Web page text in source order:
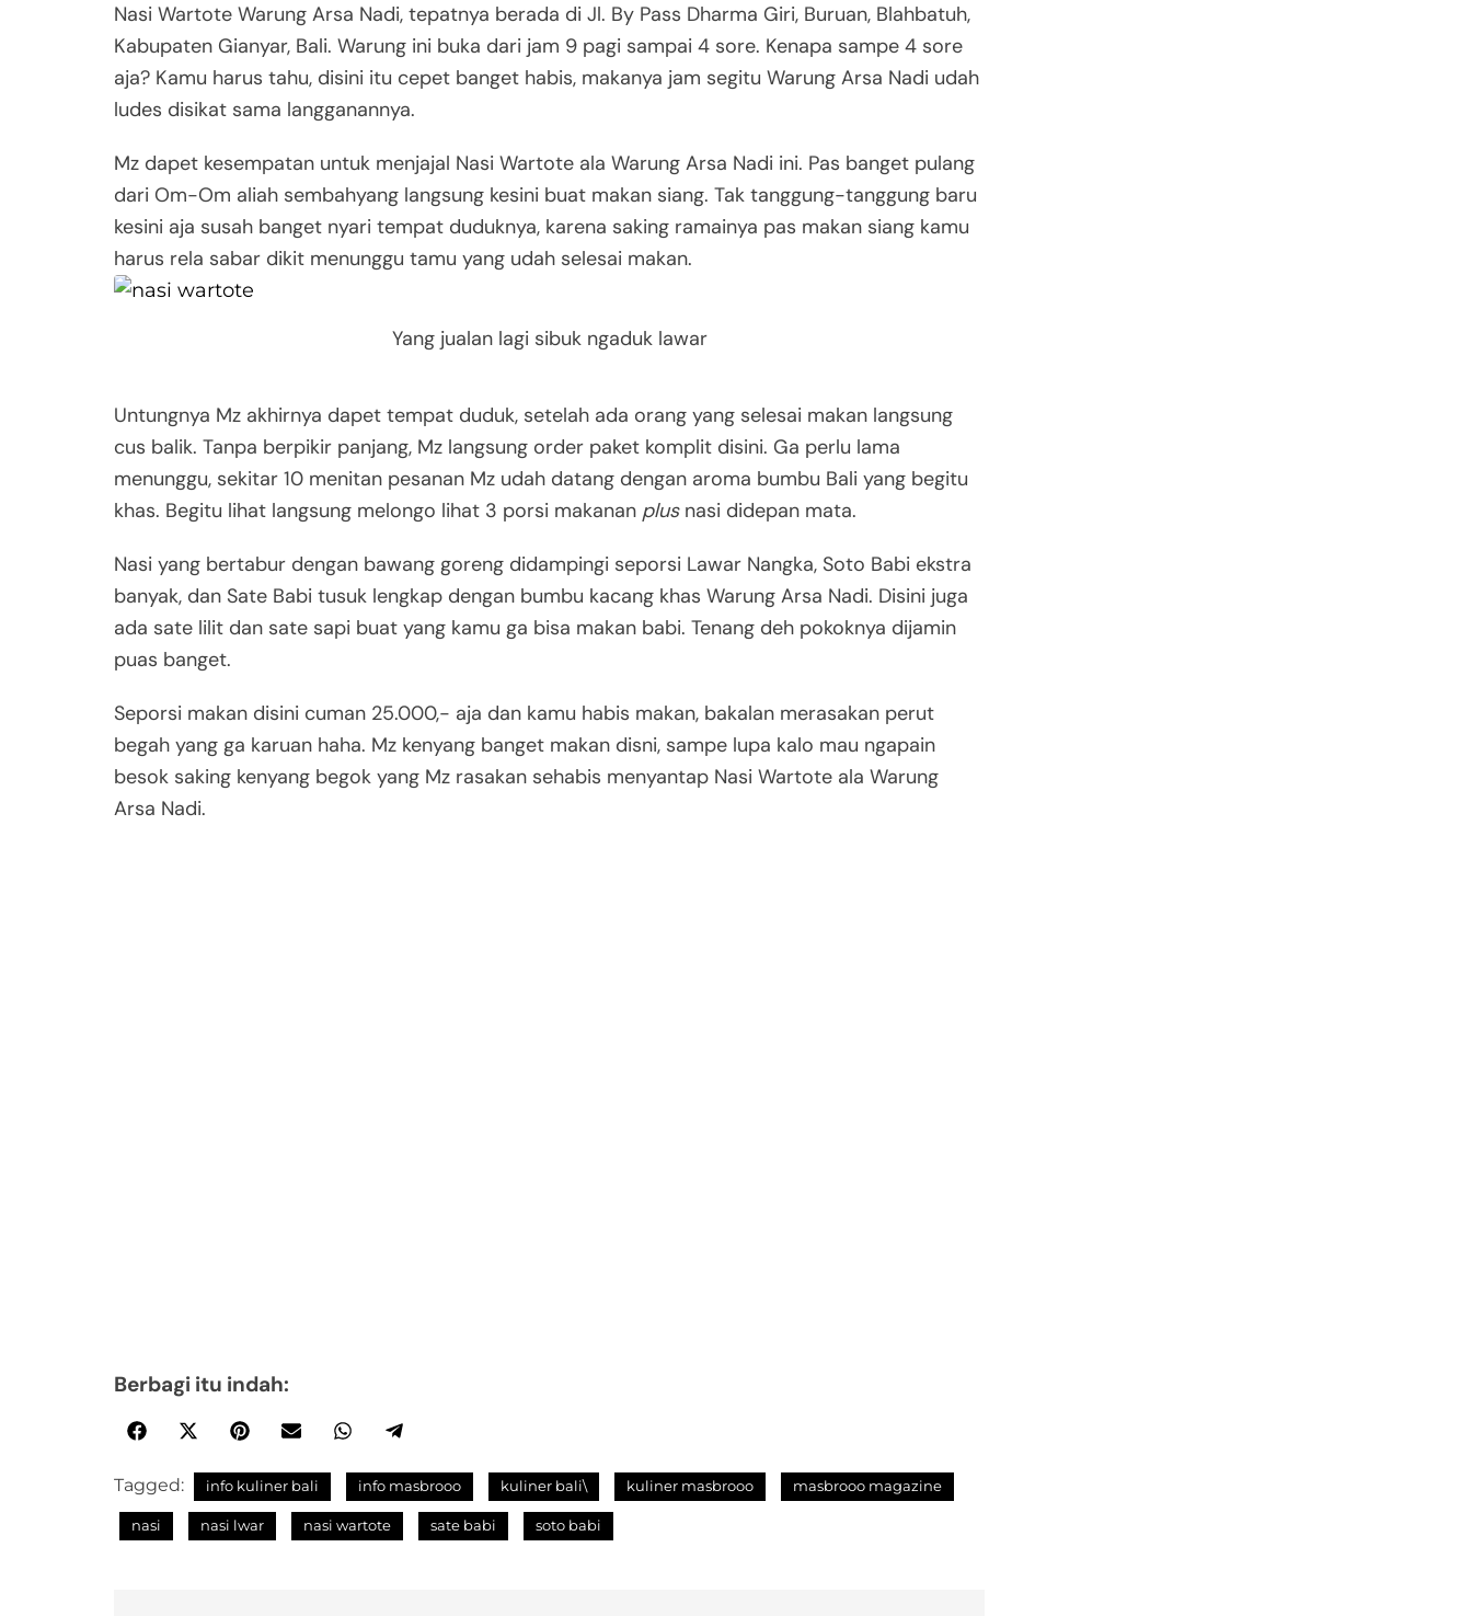
Nasi Wartote Warung Arsa Nadi, tepatnya berada di Jl. By Pass Dharma Giri, Buruan, Blahbatuh,
Kabupaten Gianyar, Bali. Warung ini buka dari jam 9 pagi sampai 4 sore. Kenapa sampe 4 sore
aja? Kamu harus tahu, disini itu cepet banget habis, makanya jam segitu Warung Arsa Nadi udah
ludes disikat sama langganannya.
Mz dapet kesempatan untuk menjajal Nasi Wartote ala Warung Arsa Nadi ini. Pas banget pulang
dari Om-Om aliah sembahyang langsung kesini buat makan siang. Tak tanggung-tanggung baru
kesini aja susah banget nyari tempat duduknya, karena saking ramainya pas makan siang kamu
harus rela sabar dikit menunggu tamu yang udah selesai makan.
Yang jualan lagi sibuk ngaduk lawar
Untungnya Mz akhirnya dapet tempat duduk, setelah ada orang yang selesai makan langsung
cus balik. Tanpa berpikir panjang, Mz langsung order paket komplit disini. Ga perlu lama
menunggu, sekitar 10 menitan pesanan Mz udah datang dengan aroma bumbu Bali yang begitu
khas. Begitu lihat langsung melongo lihat 3 porsi makanan plus nasi didepan mata.
Nasi yang bertabur dengan bawang goreng didampingi seporsi Lawar Nangka, Soto Babi ekstra
banyak, dan Sate Babi tusuk lengkap dengan bumbu kacang khas Warung Arsa Nadi. Disini juga
ada sate lilit dan sate sapi buat yang kamu ga bisa makan babi. Tenang deh pokoknya dijamin
puas banget.
Seporsi makan disini cuman 25.000,- aja dan kamu habis makan, bakalan merasakan perut
begah yang ga karuan haha. Mz kenyang banget makan disni, sampe lupa kalo mau ngapain
besok saking kenyang begok yang Mz rasakan sehabis menyantap Nasi Wartote ala Warung
Arsa Nadi.
Berbagi itu indah:
Tagged: info kuliner bali info masbrooo kuliner bali\ kuliner masbrooo masbrooo magazine
nasi nasi lwar nasi wartote sate babi soto babi